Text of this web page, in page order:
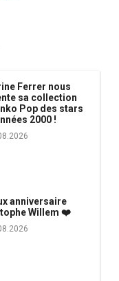
Ferrer nous
sa collection
Pop des stars
2000 !
anniversaire
Willem ❤️